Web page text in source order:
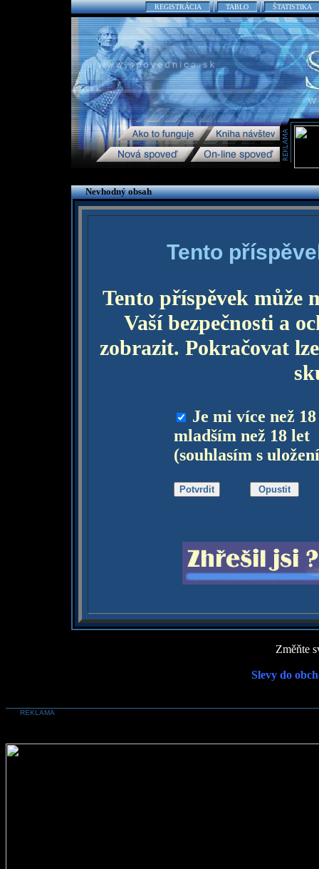
REGISTRÁCIA TABLO ŠTATISTIKA
Nevhodný obsah
Tento
Tento příspěvek může
Vaší bezpečnosti a
zobrazit. Pokračovat
Je mi více než
mladším než 18 let
(souhlasím s
Změňte
Slevy do
REKLAMA